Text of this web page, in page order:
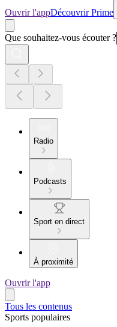
Ouvrir l'appDécouvrir Prime
Que souhaitez-vous écouter ?
Radio
Podcasts
Sport en direct
À proximité
Ouvrir l'app
Tous les contenus
Sports populaires